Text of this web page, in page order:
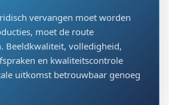
vervangen moet worden
moet de route
Beeldkwaliteit, volledigheid,
en kwaliteitscontrole
uitkomst betrouwbaar genoeg